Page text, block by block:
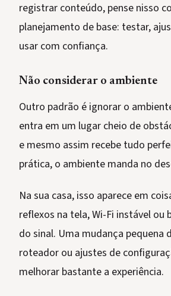
registrar conteúdo, pense nisso
planejamento de base: testar,
usar com confiança.
Não considerar o ambiente
Outro padrão é ignorar o
entra em um lugar cheio de
e mesmo assim recebe tudo
prática, o ambiente manda no
Na sua casa, isso aparece em
reflexos na tela, Wi-Fi instável ou
do sinal. Uma mudança pequena
roteador ou ajustes de
melhorar bastante a experiência.